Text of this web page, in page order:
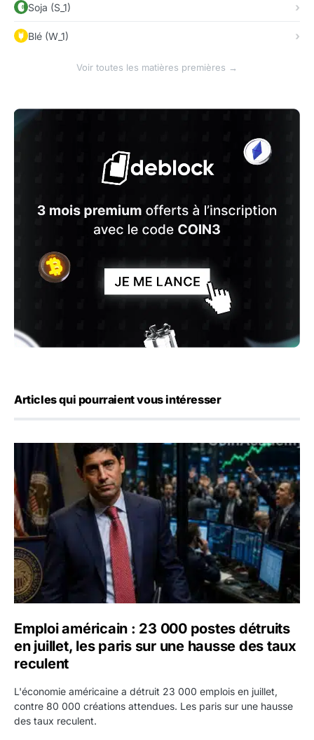
Soja (S_1)
Blé (W_1)
Voir toutes les matières premières →
Articles qui pourraient vous intéresser
Emploi américain : 23 000 postes détruits en juillet, les
Emploi américain : 23 000 postes détruits
en juillet, les paris sur une hausse des taux
reculent
L'économie américaine a détruit 23 000 emplois en juillet,
contre 80 000 créations attendues. Les paris sur une hausse
des taux reculent.